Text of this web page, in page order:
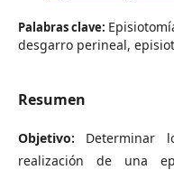
Palabras clave:
desgarro perineal,
Resumen
Objetivo: Determinar
realización de una